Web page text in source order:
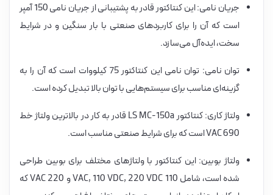
جریان نامی: این کنتاکتور قادر به پشتیبانی از جریان نامی 150 آمپر
است که آن را برای کاربردهای صنعتی با بار سنگین و در شرایط
سخت، ایده‌آل می‌سازد.
توان نامی: توان نامی این کنتاکتور 75 کیلووات است که آن را به
گزینه‌ای مناسب برای سیستم‌هایی با توان بالا تبدیل کرده است.
ولتاژ کاری: کنتاکتور LS MC-150a قادر به کار در بالاترین ولتاژ خط
690 VAC است که برای شرایط صنعتی مناسب است.
ولتاژ بوبین: این کنتاکتور با ولتاژهای مختلف برای بوبین طراحی
شده است، شامل 110 VAC, 110 VDC, 220 VDC و 220 VAC که